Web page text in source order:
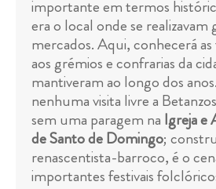
importante em termos
era o local onde se realizavam
mercados. Aqui, conhecerá
aos grémios e confrarias da
mantiveram ao longo dos
nenhuma visita livre a
sem uma paragem na Igreja e
de Santo de Domingo;
renascentista-barroco, é o
importantes festivais